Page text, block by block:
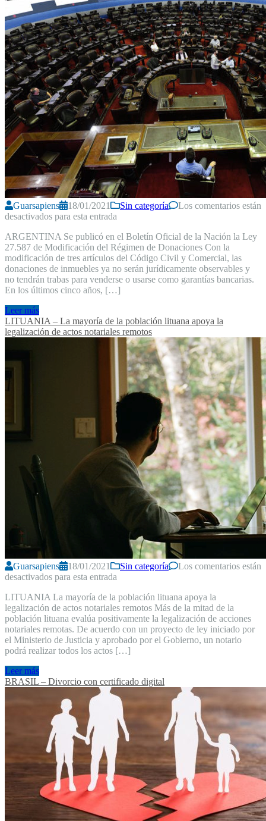
Guarsapiens 18/01/2021 Sin categoría
Los comentarios están
desactivados para esta entrada
ARGENTINA Se publicó en el Boletín Oficial de la Nación la Ley
27.587 de Modificación del Régimen de Donaciones Con la
modificación de tres artículos del Código Civil y Comercial, las
donaciones de inmuebles ya no serán jurídicamente observables y
no tendrán trabas para venderse o usarse como garantías bancarias.
En los últimos cinco años, […]
Leer más
LITUANIA – La mayoría de la población lituana apoya la
legalización de actos notariales remotos
Guarsapiens 18/01/2021 Sin categoría
Los comentarios están
desactivados para esta entrada
LITUANIA La mayoría de la población lituana apoya la
legalización de actos notariales remotos Más de la mitad de la
población lituana evalúa positivamente la legalización de acciones
notariales remotas. De acuerdo con un proyecto de ley iniciado por
el Ministerio de Justicia y aprobado por el Gobierno, un notario
podrá realizar todos los actos […]
Leer más
BRASIL – Divorcio con certificado digital